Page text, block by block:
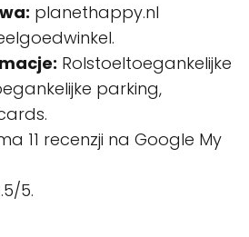
planethappy.nl
Rolstoeltoegankelijke
parking,
11 recenzji na Google My
5.